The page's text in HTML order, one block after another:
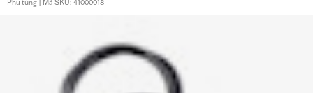
Phụ tùng | Mã SKU: 41000018